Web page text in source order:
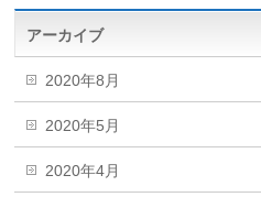
アーカイブ
2020年8月
2020年5月
2020年4月